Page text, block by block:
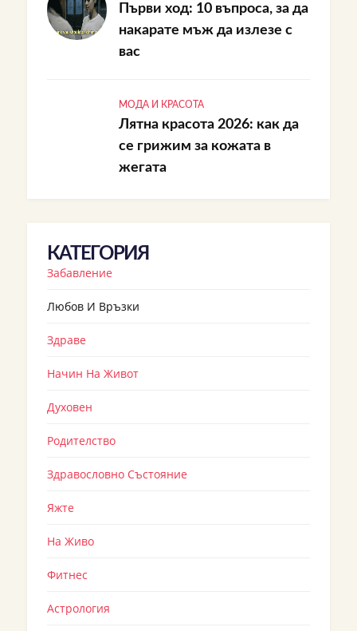
Първи ход: 10 въпроса, за да
накарате мъж да излезе с
вас
МОДА И КРАСОТА
Лятна красота 2026: как да
се грижим за кожата в
жегата
КАТЕГОРИЯ
Забавление
Любов И Връзки
Здраве
Начин На Живот
Духовен
Родителство
Здравословно Състояние
Яжте
На Живо
Фитнес
Астрология